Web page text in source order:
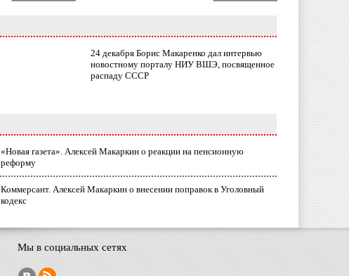
24 декабря Борис Макаренко дал интервью
новостному порталу НИУ ВШЭ, посвященное
распаду СССР
«Новая газета». Алексей Макаркин о реакции на пенсионную
реформу
Коммерсант. Алексей Макаркин о внесении поправок в Уголовный
кодекс
Мы в социальных сетях